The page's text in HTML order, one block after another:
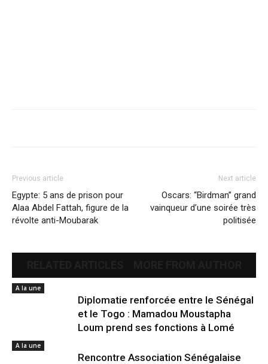
Previous article
Egypte: 5 ans de prison pour
Alaa Abdel Fattah, figure de la
révolte anti-Moubarak
Next article
Oscars: “Birdman” grand
vainqueur d’une soirée très
politisée
A la une
Diplomatie renforcée entre le Sénégal
et le Togo : Mamadou Moustapha
Loum prend ses fonctions à Lomé
A la une
Rencontre Association Sénégalaise